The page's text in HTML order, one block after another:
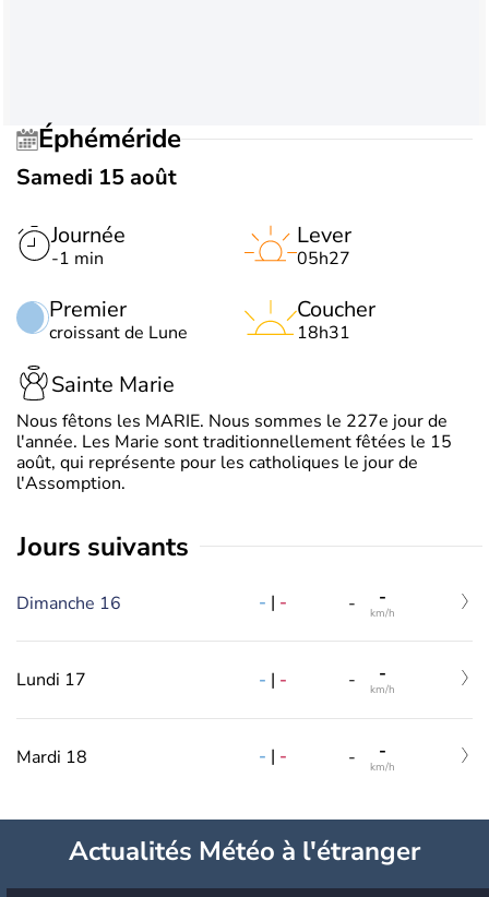
Éphéméride
Samedi 15 août
Journée
-1 min
Premier
croissant de Lune
Lever
05h27
Coucher
18h31
Sainte Marie
Nous fêtons les MARIE. Nous sommes le 227e jour de
l'année. Les Marie sont traditionnellement fêtées le 15
août, qui représente pour les catholiques le jour de
l'Assomption.
jours suivants
Dimanche 16 - | - - -
km/h
Lundi 17 - | - - -
km/h
Mardi 18 - | - - -
km/h
Actualités Météo à l'étranger